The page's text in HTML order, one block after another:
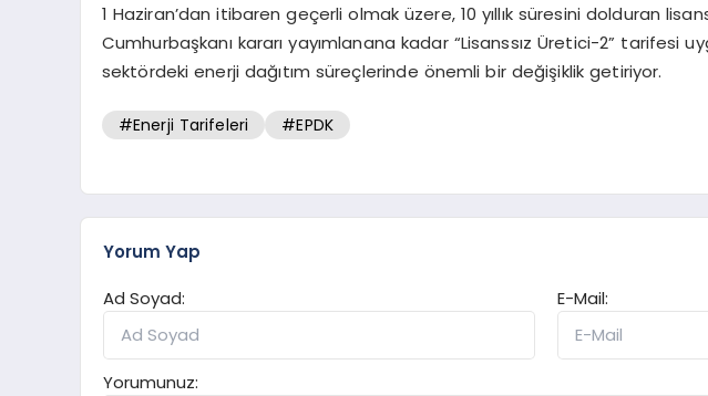
1 Haziran’dan itibaren geçerli olmak üzere, 10 yıllık süresini dolduran
Cumhurbaşkanı kararı yayımlanana kadar “Lisanssız Üretici-2” tarifesi
sektördeki enerji dağıtım süreçlerinde önemli bir değişiklik getiriyor.
#Enerji Tarifeleri #EPDK
Yorum Yap
Ad Soyad:
E-Mail:
Yorumunuz: